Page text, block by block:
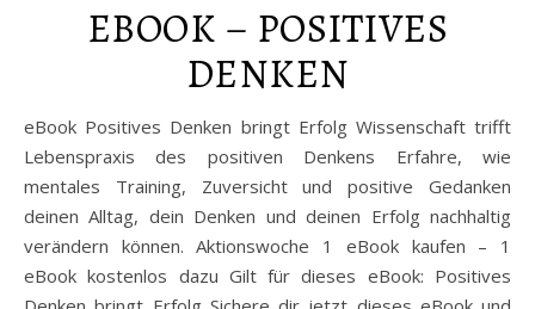
EBOOK – POSITIVES
DENKEN
eBook Positives Denken bringt Erfolg Wissenschaft trifft
Lebenspraxis des positiven Denkens Erfahre, wie
mentales Training, Zuversicht und positive Gedanken
deinen Alltag, dein Denken und deinen Erfolg nachhaltig
verändern können. Aktionswoche 1 eBook kaufen – 1
eBook kostenlos dazu Gilt für dieses eBook: Positives